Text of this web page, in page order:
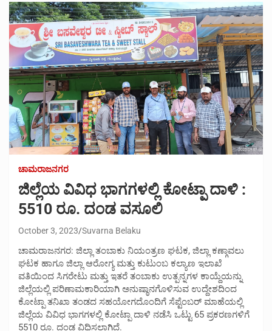
ಚಾಮರಾಜನಗರ
ಜಿಲ್ಲೆಯ ವಿವಿಧ ಭಾಗಗಳಲ್ಲಿ ಕೋಟ್ಪಾ ದಾಳಿ :
5510 ರೂ. ದಂಡ ವಸೂಲಿ
October 3, 2023 Suvarna Belaku
ಚಾಮರಾಜನಗರ: ಜಿಲ್ಲಾ ತಂಬಾಕು ನಿಯಂತ್ರಣ ಘಟಕ, ಜಿಲ್ಲಾ ಕಣ್ಗಾವಲು
ಘಟಕ ಹಾಗೂ ಜಿಲ್ಲಾ ಆರೋಗ್ಯ ಮತ್ತು ಕುಟುಂಬ ಕಲ್ಯಾಣ ಇಲಾಖೆ
ವತಿಯಿಂದ ಸಿಗರೇಟು ಮತ್ತು ಇತರೆ ತಂಬಾಕು ಉತ್ಪನ್ನಗಳ ಕಾಯ್ದೆಯನ್ನು
ಜಿಲ್ಲೆಯಲ್ಲಿ ಪರಿಣಾಮಕಾರಿಯಾಗಿ ಅನುಷ್ಠಾನಗೊಳಿಸುವ ಉದ್ದೇಶದಿಂದ
ಕೋಟ್ಪಾ ತನಿಖಾ ತಂಡದ ಸಹಯೋಗದೊಂದಿಗೆ ಸೆಪ್ಟೆಂಬರ್ ಮಾಹೆಯಲ್ಲಿ
ಜಿಲ್ಲೆಯ ವಿವಿಧ ಭಾಗಗಳಲ್ಲಿ ಕೋಟ್ಪಾ ದಾಳಿ ನಡೆಸಿ ಒಟ್ಟು 65 ಪ್ರಕರಣಗಳಿಗೆ
5510 ರೂ. ದಂಡ ವಿಧಿಸಲಾಗಿದೆ.